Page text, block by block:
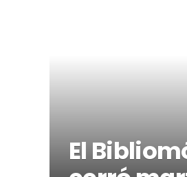
El